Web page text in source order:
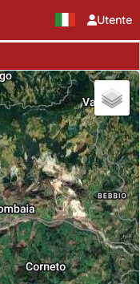
Utente